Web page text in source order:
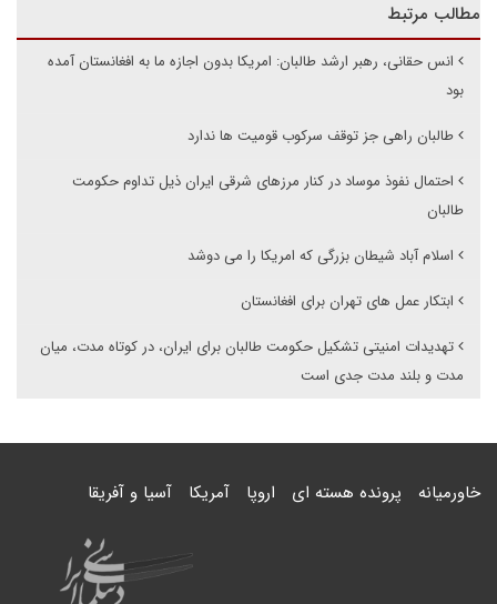
مطالب مرتبط
انس حقانی، رهبر ارشد طالبان: امریکا بدون اجازه ما به افغانستان آمده
بود
طالبان راهی جز توقف سرکوب قومیت ها ندارد
احتمال نفوذ موساد در کنار مرزهای شرقی ایران ذیل تداوم حکومت
طالبان
اسلام آباد شیطان بزرگی که امریکا را می دوشد
ابتکار عمل های تهران برای افغانستان
تهدیدات امنیتی تشکیل حکومت طالبان برای ایران، در کوتاه مدت، میان
مدت و بلند مدت جدی است
خاورمیانه پرونده هسته ای اروپا آمریکا آسیا و آفریقا